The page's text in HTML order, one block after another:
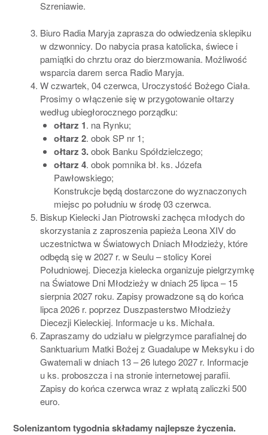
Szreniawie.
Biuro Radia Maryja zaprasza do odwiedzenia sklepiku
w dzwonnicy. Do nabycia prasa katolicka, świece i
pamiątki do chrztu oraz do bierzmowania. Możliwość
wsparcia darem serca Radio Maryja.
W czwartek, 04 czerwca, Uroczystość Bożego Ciała.
Prosimy o włączenie się w przygotowanie ołtarzy
według ubiegłorocznego porządku:
ołtarz 1. na Rynku;
ołtarz 2. obok SP nr 1;
ołtarz 3.obok Banku Spółdzielczego;
ołtarz 4. obok pomnika bł. ks. Józefa
Pawłowskiego;
Konstrukcje będą dostarczone do wyznaczonych
miejsc po południu w środę 03 czerwca.
Biskup Kielecki Jan Piotrowski zachęca młodych do
skorzystania z zaproszenia papieża Leona XIV do
uczestnictwa w Światowych Dniach Młodzieży, które
odbędą się w 2027 r. w Seulu – stolicy Korei
Południowej. Diecezja kielecka organizuje pielgrzymkę
na Światowe Dni Młodzieży w dniach 25 lipca – 15
sierpnia 2027 roku. Zapisy prowadzone są do końca
lipca 2026 r. poprzez Duszpasterstwo Młodzieży
Diecezji Kieleckiej. Informacje u ks. Michała.
Zapraszamy do udziału w pielgrzymce parafialnej do
Sanktuarium Matki Bożej z Guadalupe w Meksyku i do
Gwatemali w dniach 13 – 26 lutego 2027 r. Informacje
u ks. proboszcza i na stronie internetowej parafii.
Zapisy do końca czerwca wraz z wpłatą zaliczki 500
euro.
Solenizantom tygodniaskładamy najlepsze życzenia.